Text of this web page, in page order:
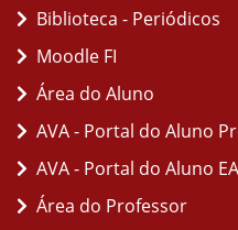
Biblioteca - Periódicos
Moodle FI
Área do Aluno
AVA - Portal do Aluno
AVA - Portal do Aluno
Área do Professor